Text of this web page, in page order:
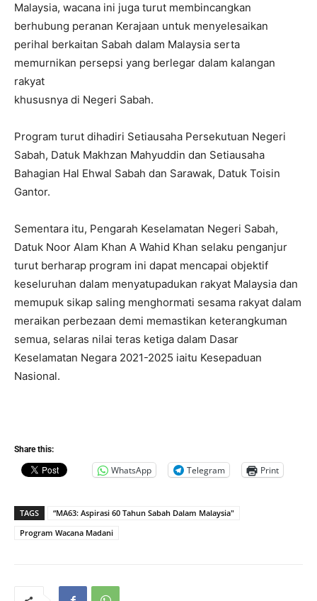
Malaysia, wacana ini juga turut membincangkan
berhubung peranan Kerajaan untuk menyelesaikan
perihal berkaitan Sabah dalam Malaysia serta
memurnikan persepsi yang berlegar dalam kalangan
rakyat
khususnya di Negeri Sabah.
Program turut dihadiri Setiausaha Persekutuan Negeri
Sabah, Datuk Makhzan Mahyuddin dan Setiausaha
Bahagian Hal Ehwal Sabah dan Sarawak, Datuk Toisin
Gantor.
Sementara itu, Pengarah Keselamatan Negeri Sabah,
Datuk Noor Alam Khan A Wahid Khan selaku penganjur
turut berharap program ini dapat mencapai objektif
keseluruhan dalam menyatupadukan rakyat Malaysia dan
memupuk sikap saling menghormati sesama rakyat dalam
meraikan perbezaan demi memastikan keterangkuman
semua, selaras nilai teras ketiga dalam Dasar
Keselamatan Negara 2021-2025 iaitu Kesepaduan
Nasional.
Share this:
WhatsApp Telegram Print
TAGS
“MA63: Aspirasi 60 Tahun Sabah Dalam Malaysia"
Program Wacana Madani